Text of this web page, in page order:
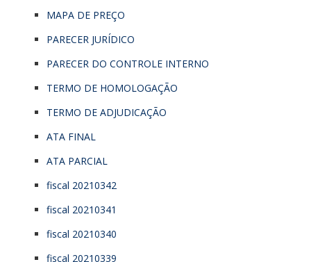
MAPA DE PREÇO
PARECER JURÍDICO
PARECER DO CONTROLE INTERNO
TERMO DE HOMOLOGAÇÃO
TERMO DE ADJUDICAÇÃO
ATA FINAL
ATA PARCIAL
fiscal 20210342
fiscal 20210341
fiscal 20210340
fiscal 20210339